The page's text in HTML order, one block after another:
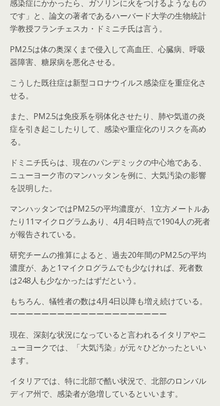
感染症にかかったら、ガソリンに火をつけるようなもの
です」と、論文の著者であるハーバード大学の生物統計
学教授フランチェスカ・ドミニチ氏は言う。
PM2.5は体の奥深くまで侵入して高血圧、心臓病、呼吸
器障害、糖尿病を悪化させる。
こうした既往症は新型コロナウイルス感染症を重症化さ
せる。
また、PM2.5は免疫系を弱体化させたり、肺や気道の炎
症を引き起こしたりして、感染や重症化のリスクを高め
る。
ドミニチ氏らは、現在のパンデミックの中心地である、
ニューヨーク市のマンハッタンを例に、大気汚染の影響
を説明した。
マンハッタンではPM2.5の平均濃度が、1立方メートルあ
たり11マイクログラムあり、4月4日時点で1904人の死者
が報告されている。
研究チームの推算によると、過去20年間のPM2.5の平均
濃度が、あと1マイクログラムでも少なければ、死者数
は248人も少なかったはずだという。
もちろん、犠牲者の数は4月4日以降も増え続けている。
ーーーーーーーーーーーーーーーーーーーー
現在、深刻な状況になっていると言われるイタリアやニ
ューヨークでは、「大気汚染」が元々ひどかったといい
ます。
イタリアでは、特に北部で酷い状況で、北部のロンバル
ディア州で、感染者が急増しているといいます。